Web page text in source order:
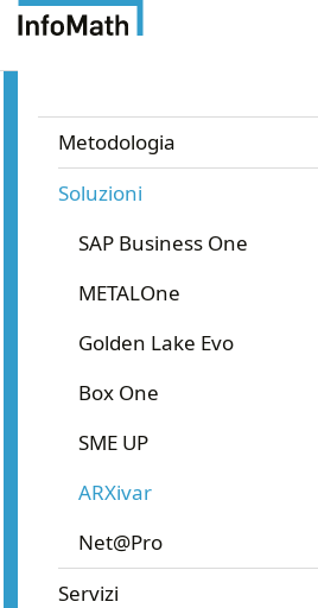
Metodologia
Soluzioni
SAP Business One
METALOne
Golden Lake Evo
Box One
SME UP
ARXivar
Net@Pro
Servizi